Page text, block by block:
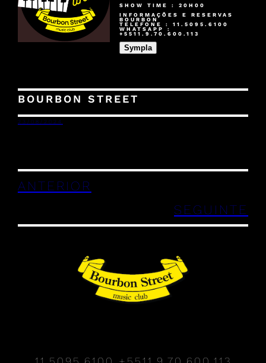
SHOW TIME : 20H00
INFORMAÇÕES E RESERVAS
BOURBON
TELEFONE : 11.5095.6100
WHATSAPP :
+5511.9.70.600.113
Sympla
BOURBON STREET
23/08/2024
ANTERIOR
SEGUINTE